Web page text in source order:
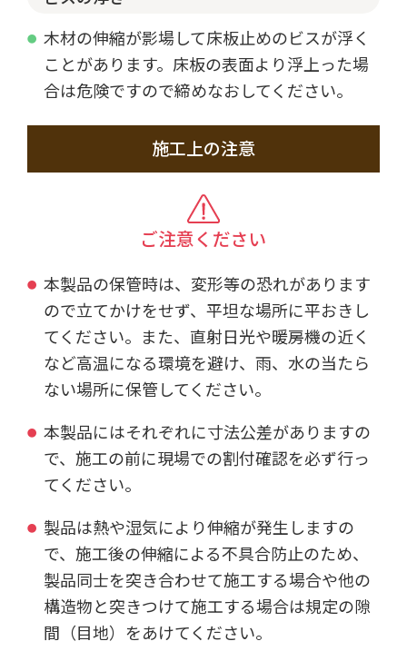
木材の伸縮が影場して床板止めのビスが浮く
ことがあります。床板の表面より浮上った場
合は危険ですので締めなおしてください。
施工上の注意
ご注意ください
本製品の保管時は、変形等の恐れがあります
ので立てかけをせず、平坦な場所に平おきし
てください。また、直射日光や暖房機の近く
など高温になる環境を避け、雨、水の当たら
ない場所に保管してください。
本製品にはそれぞれに寸法公差がありますの
で、施工の前に現場での割付確認を必ず行っ
てください。
製品は熱や湿気により伸縮が発生しますの
で、施工後の伸縮による不具合防止のため、
製品同士を突き合わせて施工する場合や他の
構造物と突きつけて施工する場合は規定の隙
間（目地）をあけてください。